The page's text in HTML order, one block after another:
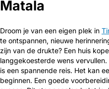
Matala
Droom je van een eigen plek in
te ontspannen, nieuwe
zijn van de drukte? Een huis
langgekoesterde wens vervullen.
is een spannende reis. Het kan
beginnen. Een goede